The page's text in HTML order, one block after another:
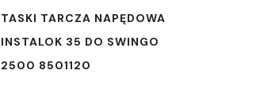
TASKI TARCZA NAPĘDOWA
INSTALOK 35 DO SWINGO
2500 8501120